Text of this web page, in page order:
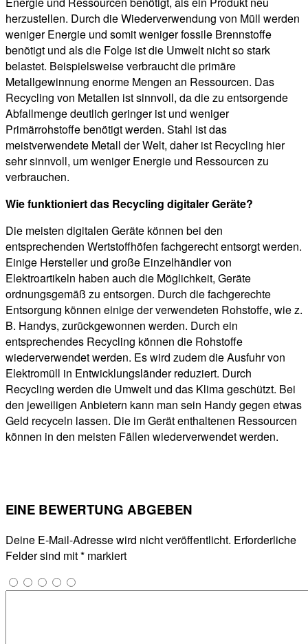
herzustellen. Durch die Wiederverwendung von Müll werden
weniger Energie und somit weniger fossile Brennstoffe
benötigt und als die Folge ist die Umwelt nicht so stark
belastet. Beispielsweise verbraucht die primäre
Metallgewinnung enorme Mengen an Ressourcen. Das
Recycling von Metallen ist sinnvoll, da die zu entsorgende
Abfallmenge deutlich geringer ist und weniger
Primärrohstoffe benötigt werden. Stahl ist das
meistverwendete Metall der Welt, daher ist Recycling hier
sehr sinnvoll, um weniger Energie und Ressourcen zu
verbrauchen.
Wie funktioniert das Recycling digitaler Geräte?
Die meisten digitalen Geräte können bei den
entsprechenden Wertstoffhöfen fachgerecht entsorgt werden.
Einige Hersteller und große Einzelhändler von
Elektroartikeln haben auch die Möglichkeit, Geräte
ordnungsgemäß zu entsorgen. Durch die fachgerechte
Entsorgung können einige der verwendeten Rohstoffe, wie z.
B. Handys, zurückgewonnen werden. Durch ein
entsprechendes Recycling können die Rohstoffe
wiederverwendet werden. Es wird zudem die Ausfuhr von
Elektromüll in Entwicklungsländer reduziert. Durch
Recycling werden die Umwelt und das Klima geschützt. Bei
den jeweiligen Anbietern kann man sein Handy gegen etwas
Geld recyceln lassen. Die im Gerät enthaltenen Ressourcen
können in den meisten Fällen wiederverwendet werden.
EINE BEWERTUNG ABGEBEN
Deine E-Mail-Adresse wird nicht veröffentlicht. Erforderliche
Felder sind mit* markiert